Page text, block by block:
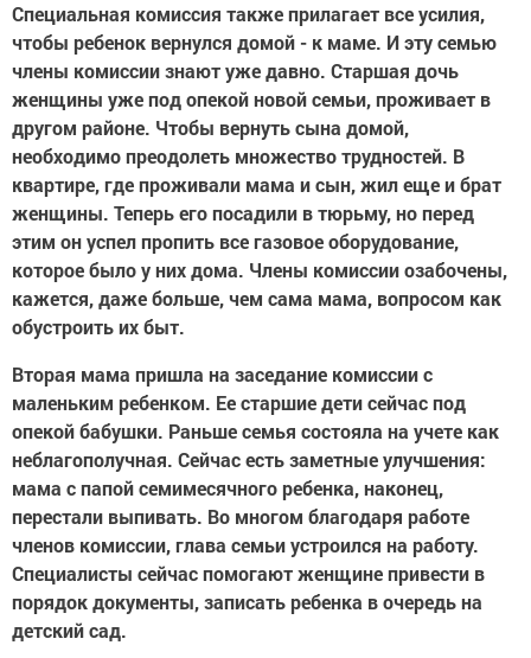
Специальная комиссия также прилагает все усилия,
чтобы ребенок вернулся домой - к маме. И эту семью
члены комиссии знают уже давно. Старшая дочь
женщины уже под опекой новой семьи, проживает в
другом районе. Чтобы вернуть сына домой,
необходимо преодолеть множество трудностей. В
квартире, где проживали мама и сын, жил еще и брат
женщины. Теперь его посадили в тюрьму, но перед
этим он успел пропить все газовое оборудование,
которое было у них дома. Члены комиссии озабочены,
кажется, даже больше, чем сама мама, вопросом как
обустроить их быт.
Вторая мама пришла на заседание комиссии с
маленьким ребенком. Ее старшие дети сейчас под
опекой бабушки. Раньше семья состояла на учете как
неблагополучная. Сейчас есть заметные улучшения:
мама с папой семимесячного ребенка, наконец,
перестали выпивать. Во многом благодаря работе
членов комиссии, глава семьи устроился на работу.
Специалисты сейчас помогают женщине привести в
порядок документы, записать ребенка в очередь на
детский сад.